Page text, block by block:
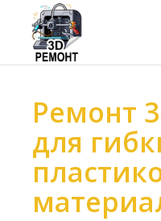
Ремонт
для